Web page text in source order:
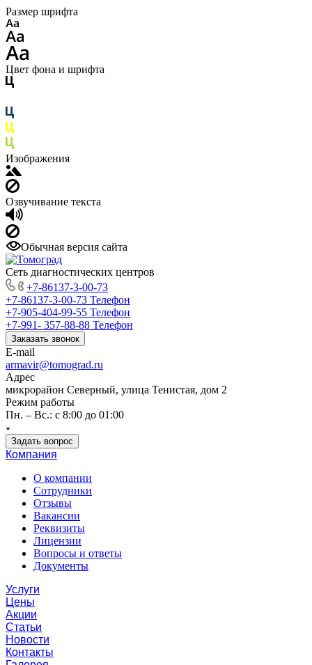
Размер шрифта
Цвет фона и шрифта
Изображения
Озвучивание текста
Обычная версия сайта
Сеть диагностических центров
+7-86137-3-00-73
+7-86137-3-00-73 Телефон
+7-905-404-99-55 Телефон
+7-991- 357-88-88 Телефон
Заказать звонок
E-mail
armavir@tomograd.ru
Адрес
микрорайон Северный, улица Тенистая, дом 2
Режим работы
Пн. – Вс.: с 8:00 до 01:00
Задать вопрос
Компания
О компании
Сотрудники
Отзывы
Вакансии
Реквизиты
Лицензии
Вопросы и ответы
Документы
Услуги
Цены
Акции
Статьи
Новости
Контакты